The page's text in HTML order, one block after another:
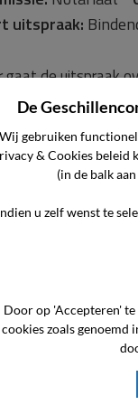
uitspraak:
gaat de uitspraak
De cliënt is het
stond. Ze
heeft
Notariaat
uitspraak:
gaat de uitspraak
een akte van
aan haar
haar onjuist
De
Wij gebruiken
& Cookies beleid
(in de balk
u zelf wenst te
Door op 'Accepteren'
cookies zoals genoemd